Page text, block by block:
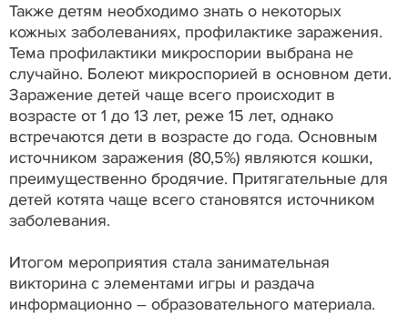
Также детям необходимо знать о некоторых
кожных заболеваниях, профилактике заражения.
Тема профилактики микроспории выбрана не
случайно. Болеют микроспорией в основном дети.
Заражение детей чаще всего происходит в
возрасте от 1 до 13 лет, реже 15 лет, однако
встречаются дети в возрасте до года. Основным
источником заражения (80,5%) являются кошки,
преимущественно бродячие. Притягательные для
детей котята чаще всего становятся источником
заболевания.
Итогом мероприятия стала занимательная
викторина с элементами игры и раздача
информационно – образовательного материала.